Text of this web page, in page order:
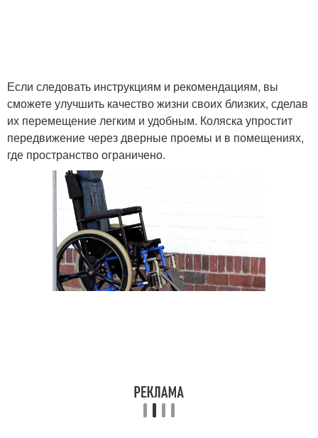
Если следовать инструкциям и рекомендациям, вы
сможете улучшить качество жизни своих близких, сделав
их перемещение легким и удобным. Коляска упростит
передвижение через дверные проемы и в помещениях,
где пространство ограничено.